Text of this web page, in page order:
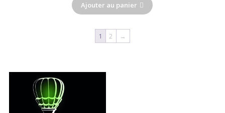
Ajouter au panier
1 2 →